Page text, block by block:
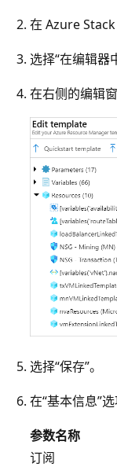
在 Azure Stack
选择“在编辑器
在右侧的编辑
选择“保存”。
在“基本信息”
参数名称
订阅